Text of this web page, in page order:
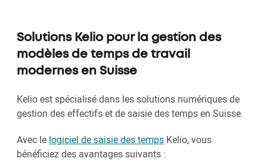
Solutions Kelio pour la gestion des
modèles de temps de travail
modernes en Suisse
Kelio est spécialisé dans les solutions numériques de
gestion des effectifs et de saisie des temps en Suisse.
Avec le logiciel de saisie des temps Kelio, vous
bénéficiez des avantages suivants :